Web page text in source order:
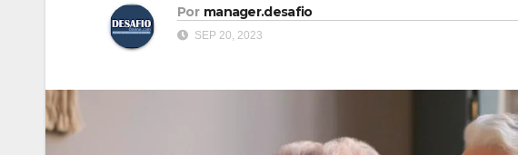
Por manager.desafio
SEP 20, 2023